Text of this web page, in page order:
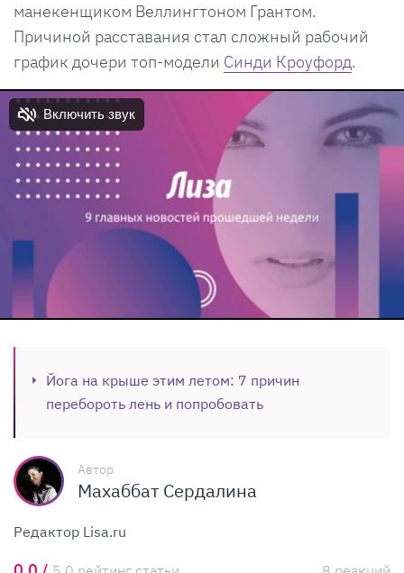
манекенщиком Веллингтоном Грантом.
Причиной расставания стал сложный рабочий
график дочери топ-модели Синди Кроуфорд.
Йога на крыше этим летом: 7 причин
перебороть лень и попробовать
Автор
Махаббат Сердалина
Редактор Lisa.ru